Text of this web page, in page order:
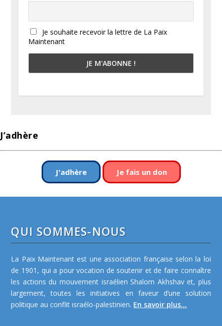
Je souhaite recevoir la lettre de La Paix
Maintenant
J’adhère
J'adhère Je fais un don
QUI SOMMES-NOUS
La Paix Maintenant est une association française selon la loi
de 1901, qui a pour vocation de soutenir et de faire connaître
les actions du mouvement israélien Shalom Akhshav et, plus
largement, toutes les initiatives en faveur d’une solution
politique au conflit israélo-palestinien. En savoir plus...